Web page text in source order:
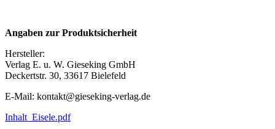
Angaben zur Produktsicherheit
Hersteller:
Verlag E. u. W. Gieseking GmbH
Deckertstr. 30, 33617 Bielefeld
E-Mail: kontakt@gieseking-verlag.de
Inhalt_Eisele.pdf